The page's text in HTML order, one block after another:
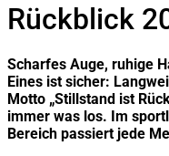
Rückblick
Scharfes Auge, ruhige
Eines ist sicher:
Motto „Stillstand ist
immer was los. Im
Bereich passiert jede